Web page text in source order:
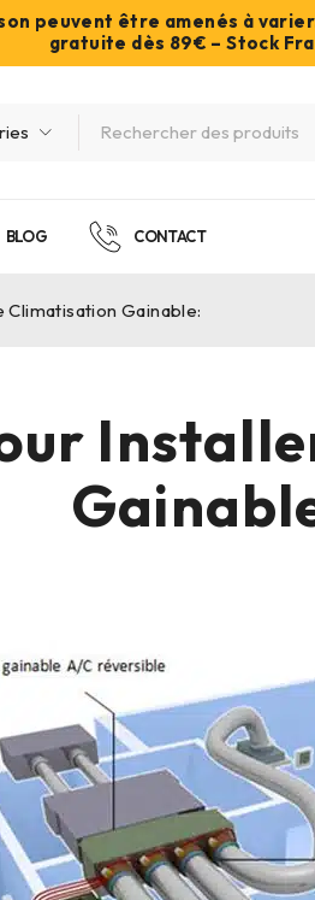
peuvent être amenés à
gratuite dès 89€ – Stock
BLOG CONTACT
Gainable: